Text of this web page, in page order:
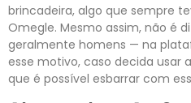
brincadeira, algo que sempre
Omegle. Mesmo assim, não é
geralmente homens — na
esse motivo, caso decida usar
que é possível esbarrar com